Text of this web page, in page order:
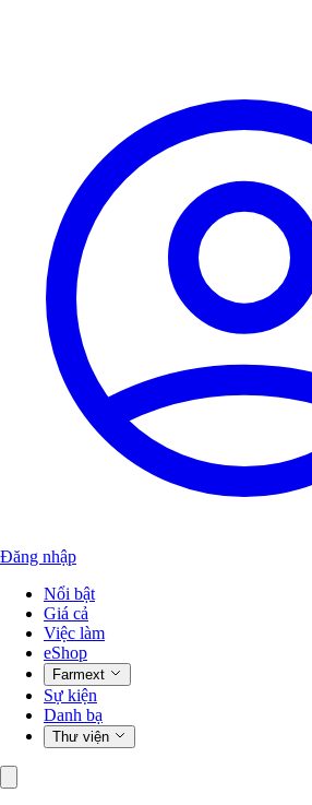
Đăng nhập
Nổi bật
Giá cả
Việc làm
eShop
Farmext
Sự kiện
Danh bạ
Thư viện